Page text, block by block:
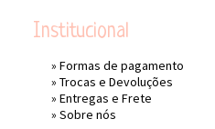
Institucional
» Formas de pagamento
» Trocas e Devoluções
» Entregas e Frete
» Sobre nós